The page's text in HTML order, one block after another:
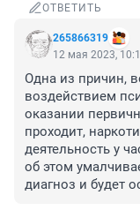
ОТВЕТИТЬ
265866319
12 мая 2023,
Одна из причин,
воздействием
оказании
проходит,
деятельность у
об этом
диагноз и будет